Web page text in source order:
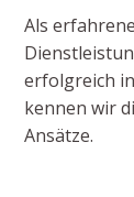
Als
erfolgreich
kennen wir
Ansätze.